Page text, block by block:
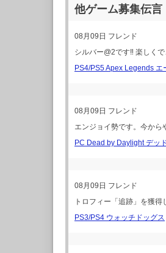
他ゲーム募集伝言
08月09日 フレンド
シルバー@2です‼️ 楽しく
PS4/PS5 Apex Legends
08月09日 フレンド
エンジョイ勢です。今から
PC Dead by Daylight デッ
08月09日 フレンド
トロフィー「追跡」を獲得
PS3/PS4 ウォッチドッグス